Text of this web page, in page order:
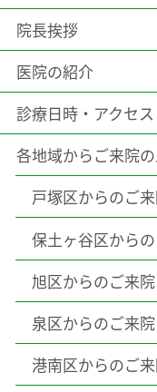
院長挨拶
医院の紹介
診療日時・アクセス
各地域からご来院
戸塚区からのご
保土ヶ谷区から
旭区からのご来院
泉区からのご来院
港南区からのご